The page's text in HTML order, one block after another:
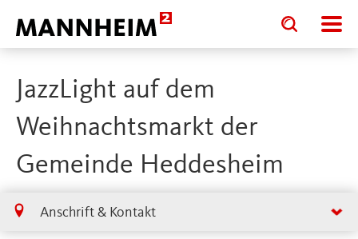
Toggle
search
input
Toggle
search
input
JazzLight auf dem
Weihnachtsmarkt der
Gemeinde Heddesheim
Anschrift & Kontakt